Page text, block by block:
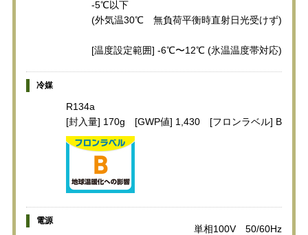
-5℃以下
(外気温30℃ 無負荷平衡時直射日光受けず)
[温度設定範囲] -6℃〜12℃ (氷温温度帯対応)
冷媒
R134a
[封入量] 170g [GWP値] 1,430 [フロンラベル] B
電源
単相100V 50/60Hz